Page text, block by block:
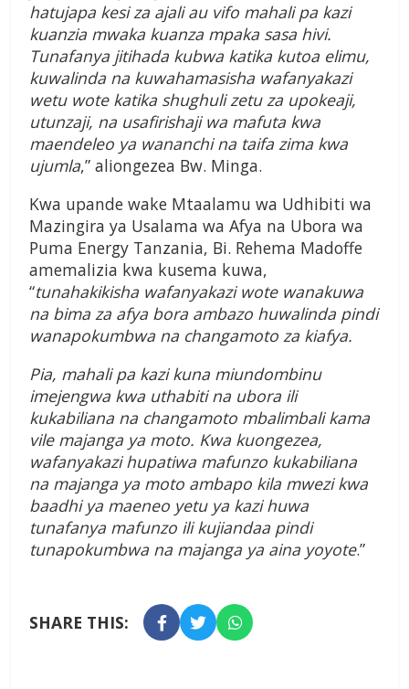
hatujapa kesi za ajali au vifo mahali pa kazi
kuanzia mwaka kuanza mpaka sasa hivi.
Tunafanya jitihada kubwa katika kutoa elimu,
kuwalinda na kuwahamasisha wafanyakazi
wetu wote katika shughuli zetu za upokeaji,
utunzaji, na usafirishaji wa mafuta kwa
maendeleo ya wananchi na taifa zima kwa
ujumla,” aliongezea Bw. Minga.
Kwa upande wake Mtaalamu wa Udhibiti wa
Mazingira ya Usalama wa Afya na Ubora wa
Puma Energy Tanzania, Bi. Rehema Madoffe
amemalizia kwa kusema kuwa,
“tunahakikisha wafanyakazi wote wanakuwa
na bima za afya bora ambazo huwalinda pindi
wanapokumbwa na changamoto za kiafya.
Pia, mahali pa kazi kuna miundombinu
imejengwa kwa uthabiti na ubora ili
kukabiliana na changamoto mbalimbali kama
vile majanga ya moto. Kwa kuongezea,
wafanyakazi hupatiwa mafunzo kukabiliana
na majanga ya moto ambapo kila mwezi kwa
baadhi ya maeneo yetu ya kazi huwa
tunafanya mafunzo ili kujiandaa pindi
tunapokumbwa na majanga ya aina yoyote.”
SHARE THIS: